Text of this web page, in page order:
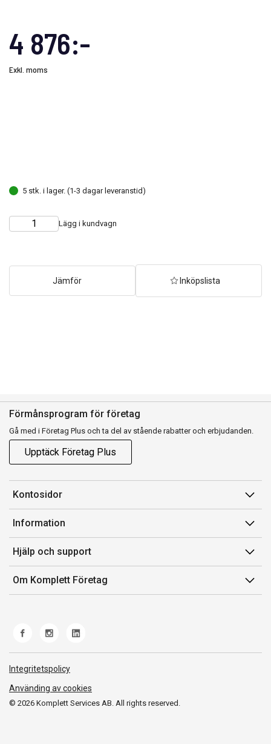
4 876:-
Exkl. moms
5 stk. i lager. (1-3 dagar leveranstid)
Choose
Quantity Lägg i kundvagn
Jämför Inköpslista
Förmånsprogram för företag
Gå med i Företag Plus och ta del av stående rabatter och erbjudanden.
Upptäck Företag Plus
Kontosidor
Mina sidor
Orderhistorik
Fakturor & Kvitton
Inköpslistor
Information
Försäljningsvillkor
Villkor för Komplett Företag Plus
Felsökning & guider
Hjälp och support
Kontakta oss
Kundservice
Frakt och leverans
Om Komplett Företag
© 2026 Komplett Services AB. All rights reserved.
Integritetspolicy
Använding av cookies